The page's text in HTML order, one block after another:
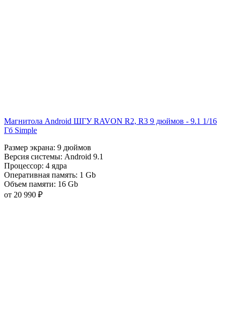
Магнитола Android ШГУ RAVON R2, R3 9 дюймов - 9.1 1/16
Гб Simple
Размер экрана: 9 дюймов
Версия системы: Android 9.1
Процессор: 4 ядра
Оперативная память: 1 Gb
Объем памяти: 16 Gb
от 20 990 ₽